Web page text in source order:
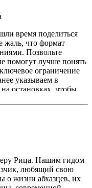
время поделиться
жаль, что формат
Позвольте
помогут лучше понять
ограничение
указываем в
остановках, чтобы
маршруте
они не «замена»
с культурой и
их
— это фотопаузы,
об этом до
точка, и 2 часа там —
фотосессии и
плотная,
там нет. 🏛️ Дача
Рица. Нашим гидом
любящий свою
о жизни абхазцев, их